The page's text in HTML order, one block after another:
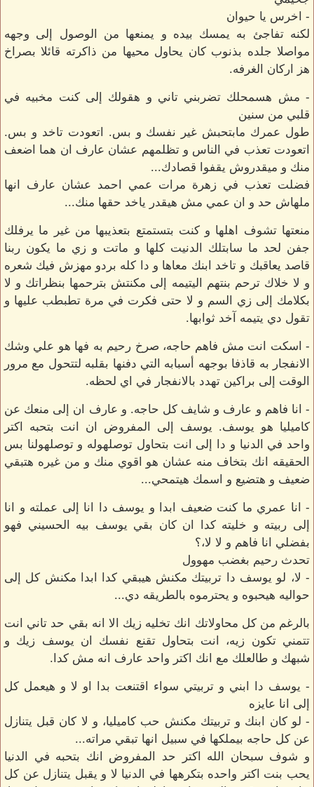
- اخرس يا حيوان
لكنه تفاجئ به يمسك بيده و يمنعها من الوصول إلى وجهه
مواصلا جلده بذنوب كان يحاول محيها من ذاكرته قائلا بصراخ
هز اركان الغرفه.
- مش هسمحلك تضربني تاني و هقولك إلى كنت مخبيه في
قلبي من سنين
طول عمرك مابتحبش غير نفسك و بس. اتعودت تاخد و بس.
اتعودت تعذب في الناس و تظلمهم عشان عارف ان هما اضعف
منك و ميقدروش يقفوا قصادك...
فضلت تعذب في زهرة مرات عمي احمد عشان عارف انها
ملهاش حد و ان عمي مش هيقدر ياخد حقها منك...
منعتها تشوف اهلها و كنت بتستمتع بتعذيبها من غير ما يرفلك
جفن لحد ما سابتلك الدنيت كلها و ماتت و زي ما يكون ربنا
قاصد يعاقبك و تاخد ابنك معاها و دا كله بردو مهزش فيك شعره
و لا خلاك ترحم بنتهم اليتيمه إلى مكنتش بترحمها بنظراتك و لا
بكلامك إلى زي السم و لا حتى فكرت في مرة تطبطب عليها و
تقول دي يتيمه آخد ثوابها.
- اسكت انت مش فاهم حاجه، صرخ رحيم به فها هو علي وشك
الانفجار به قاذفا بوجهه أسبابه التي دفنها بقلبه لتتحول مع مرور
الوقت إلى براكين تهدد بالانفجار في اي لحظه.
- انا فاهم و عارف و شايف كل حاجه. و عارف ان إلى منعك عن
كاميليا هو يوسف. يوسف إلى المفروض ان انت بتحبه اكتر
واحد في الدنيا و دا إلى انت بتحاول توصلهوله و توصلهولنا بس
الحقيقه انك بتخاف منه عشان هو اقوي منك و من غيره هتبقي
ضعيف و هتضيع و اسمك هيتمحي...
- انا عمري ما كنت ضعيف ابدا و يوسف دا انا إلى عملته و انا
إلى ربيته و خليته كدا ان كان بقي يوسف بيه الحسيني فهو
بفضلي انا فاهم و لا لا،؟
تحدث رحيم بغضب مهوول
- لا، لو يوسف دا تربيتك مكنش هيبقي كدا ابدا مكنش كل إلى
حواليه هيحبوه و يحترموه بالطريقه دي...
بالرغم من كل محاولاتك انك تخليه زيك الا انه بقي حد تاني انت
تتمني تكون زيه، انت بتحاول تقنع نفسك ان يوسف زيك و
شبهك و طالعلك مع انك اكتر واحد عارف انه مش كدا.
- يوسف دا ابني و تربيتي سواء اقتنعت بدا او لا و هيعمل كل
إلى انا عايزه
- لو كان ابنك و تربيتك مكنش حب كاميليا، و لا كان قبل يتنازل
عن كل حاجه بيملكها في سبيل انها تبقي مراته...
و شوف سبحان الله اكتر حد المفروض انك بتحبه في الدنيا
يحب بنت اكتر واحده بتكرهها في الدنيا لا و يقبل يتنازل عن كل